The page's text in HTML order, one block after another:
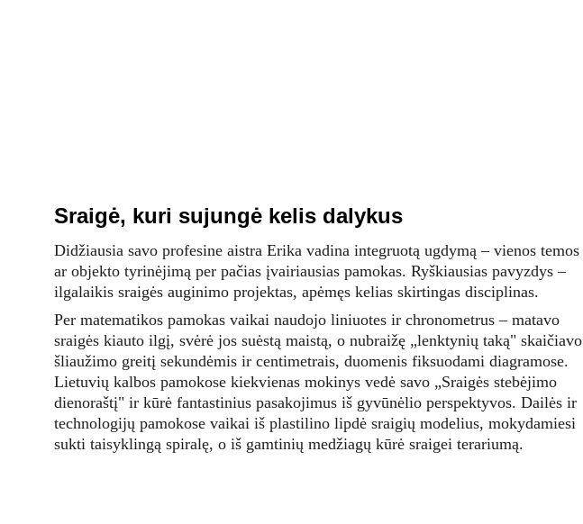
Sraigė, kuri sujungė kelis dalykus
Didžiausia savo profesine aistra Erika vadina integruotą ugdymą – vienos temos
ar objekto tyrinėjimą per pačias įvairiausias pamokas. Ryškiausias pavyzdys –
ilgalaikis sraigės auginimo projektas, apėmęs kelias skirtingas disciplinas.
Per matematikos pamokas vaikai naudojo liniuotes ir chronometrus – matavo
sraigės kiauto ilgį, svėrė jos suėstą maistą, o nubraižę „lenktynių taką" skaičiavo
šliaužimo greitį sekundėmis ir centimetrais, duomenis fiksuodami diagramose.
Lietuvių kalbos pamokose kiekvienas mokinys vedė savo „Sraigės stebėjimo
dienoraštį" ir kūrė fantastinius pasakojimus iš gyvūnėlio perspektyvos. Dailės ir
technologijų pamokose vaikai iš plastilino lipdė sraigių modelius, mokydamiesi
sukti taisyklingą spiralę, o iš gamtinių medžiagų kūrė sraigei terariumą.